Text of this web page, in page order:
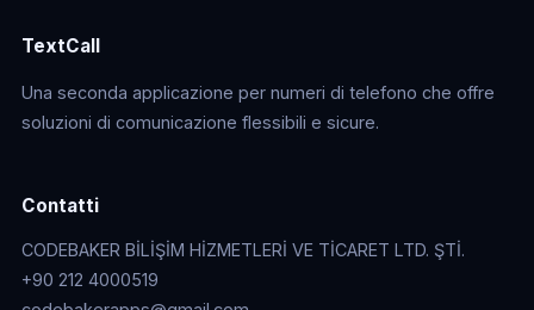
TextCall
Una seconda applicazione per numeri di telefono che offre
soluzioni di comunicazione flessibili e sicure.
Contatti
CODEBAKER BİLİŞİM HİZMETLERİ VE TİCARET LTD. ŞTİ.
+90 212 4000519